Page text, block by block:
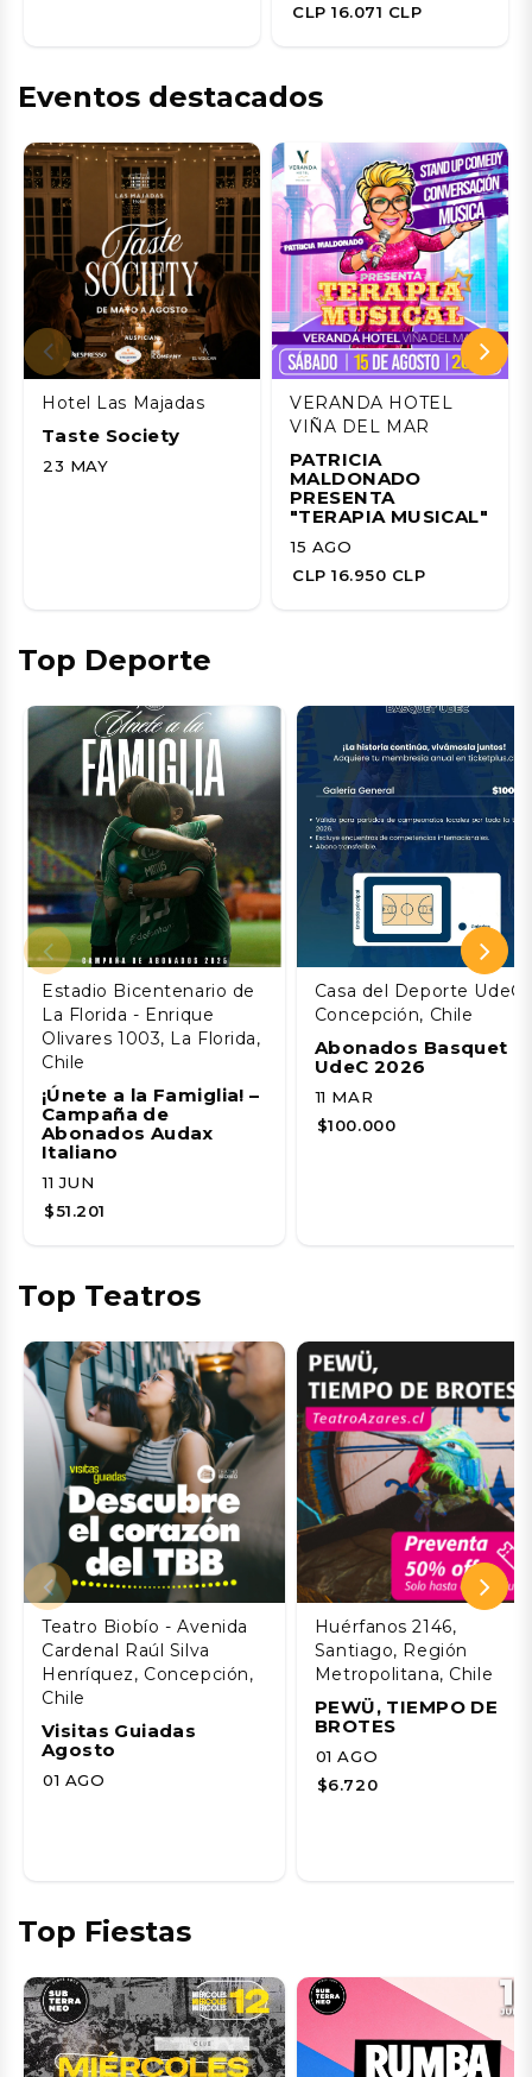
CLP 16.071 CLP
Eventos destacados
Hotel Las Majadas
Taste Society
23 MAY
VERANDA HOTEL
VIÑA DEL MAR
PATRICIA
MALDONADO
PRESENTA
"TERAPIA MUSICAL"
15 AGO
CLP 16.950 CLP
Top Deporte
Estadio Bicentenario de
La Florida - Enrique
Olivares 1003, La Florida,
Chile
¡Únete a la Famiglia! –
Campaña de
Abonados Audax
Italiano
11 JUN
$51.201
Casa del Deporte UdeC,
Concepción, Chile
Abonados Basquet
UdeC 2026
11 MAR
$100.000
Top Teatros
Teatro Biobío - Avenida
Cardenal Raúl Silva
Henríquez, Concepción,
Chile
Visitas Guiadas
Agosto
01 AGO
Huérfanos 2146,
Santiago, Región
Metropolitana, Chile
PEWÜ, TIEMPO DE
BROTES
01 AGO
$6.720
Top Fiestas